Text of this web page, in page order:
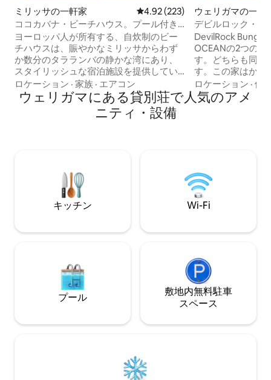
ミリッサの一軒家 レビュー223件、5つ星中4.92つ
4.92 (223)
ココカバナ・ビーチハウス。プール付き
の貸切。
ヨーロッパ人が所有する、自炊制のビー
チハウスは、賑やかなミリッサからわず
か数分のタラランバの静かな湾にあり、
スタイリッシュな宿泊施設を提供してい
ます。 マスターベッドルームと新しく改
装された2つ目のベッドルームはカップル
に最適です。 子供2人または大人2人にシ
ングルベッド2台をご用意しています。 ス
バーWi-Fi接続をご用意しています。エア
コンはありませんが、ファンが付いてい
ロケーション · 家族 · エアコン
ウェリガマの一軒
デビルロック・バ
DevilRock
OCEANの2つの
す。どちらも同じ
す。この家はかつ
師宅で、子供た
いました。2024
かけて新しく改装
感じさせます。
す！
ロケーション ·価
ウェリガマにある貸別荘で人気のアメ
ニティ・設備
キッチン Wi-Fi
プール
敷地内無料駐⁠車
ス⁠ペ⁠ー⁠ス